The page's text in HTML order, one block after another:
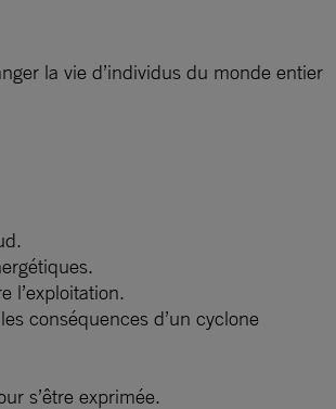
la vie d’individus du monde entier
l’exploitation.
conséquences d’un cyclone
s’être exprimée.